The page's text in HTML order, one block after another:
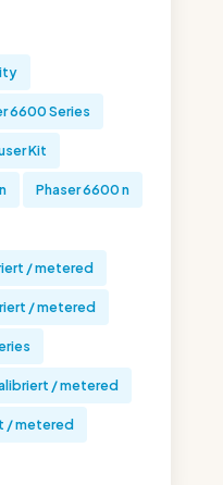
6600 Series
Kit
Phaser 6600 n
/ metered
/ metered
/ metered
/ metered